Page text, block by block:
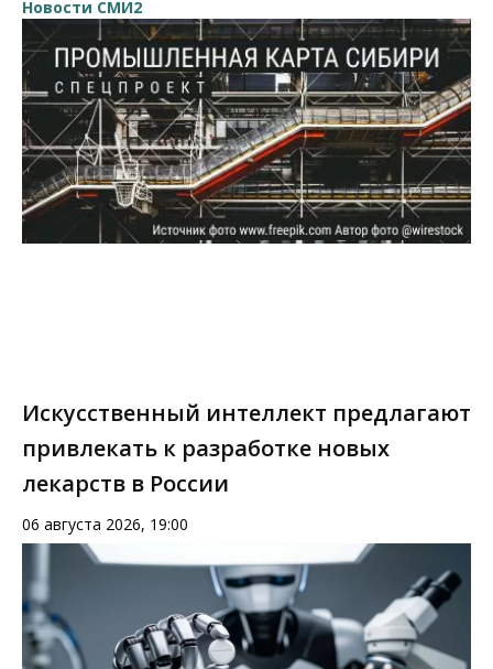
Новости СМИ2
Искусственный интеллект предлагают
привлекать к разработке новых
лекарств в России
06 августа 2026, 19:00